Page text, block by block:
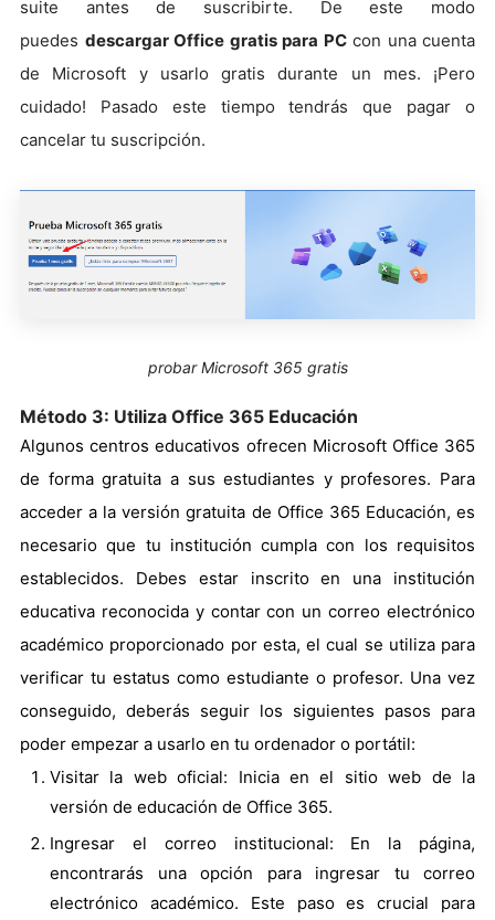
suite antes de suscribirte. De este modo
puedes descargar Office gratis para PCcon una cuenta
de Microsoft y usarlo gratis durante un mes. ¡Pero
cuidado! Pasado este tiempo tendrás que pagar o
cancelar tu suscripción.
probar Microsoft 365 gratis
Método 3: Utiliza Office 365 Educación
Algunos centros educativos ofrecen Microsoft Office 365
de forma gratuita a sus estudiantes y profesores. Para
acceder a la versión gratuita de Office 365 Educación, es
necesario que tu institución cumpla con los requisitos
establecidos. Debes estar inscrito en una institución
educativa reconocida y contar con un correo electrónico
académico proporcionado por esta, el cual se utiliza para
verificar tu estatus como estudiante o profesor. Una vez
conseguido, deberás seguir los siguientes pasos para
poder empezar a usarlo en tu ordenador o portátil:
Visitar la web oficial: Inicia en el sitio web de la
versión de educación de Office 365.
Ingresar el correo institucional: En la página,
encontrarás una opción para ingresar tu correo
electrónico académico. Este paso es crucial para